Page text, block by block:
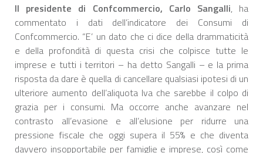
Il presidente di Confcommercio, Carlo Sangalli, ha
commentato i dati dell’indicatore dei Consumi di
Confcommercio. “E’ un dato che ci dice della drammaticità
e della profondità di questa crisi che colpisce tutte le
imprese e tutti i territori – ha detto Sangalli – e la prima
risposta da dare è quella di cancellare qualsiasi ipotesi di un
ulteriore aumento dell’aliquota Iva che sarebbe il colpo di
grazia per i consumi. Ma occorre anche avanzare nel
contrasto all’evasione e all’elusione per ridurre una
pressione fiscale che oggi supera il 55% e che diventa
davvero insopportabile per famiglie e imprese, così come